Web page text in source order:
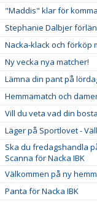
"Maddis" klar för
Stephanie Dalbjer
Nacka-klack och förköp
Ny vecka nya matcher!
Lämna din pant på
Hemmamatch och
Vill du veta vad din
Läger på Sportlovet -
Ska du fredagshandla
Scanna för Nacka IBK
Välkommen på ny
Panta för Nacka IBK